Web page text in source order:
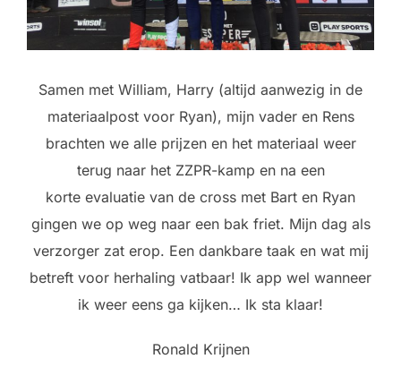
Samen met William, Harry (altijd aanwezig in de
materiaalpost voor Ryan), mijn vader en Rens
brachten we alle prijzen en het materiaal weer
terug naar het ZZPR-kamp en na een
korte evaluatie van de cross met Bart en Ryan
gingen we op weg naar een bak friet. Mijn dag als
verzorger zat erop. Een dankbare taak en wat mij
betreft voor herhaling vatbaar! Ik app wel wanneer
ik weer eens ga kijken… Ik sta klaar!
Ronald Krijnen